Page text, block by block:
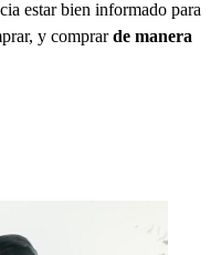
estar bien informado para
y comprarde manera